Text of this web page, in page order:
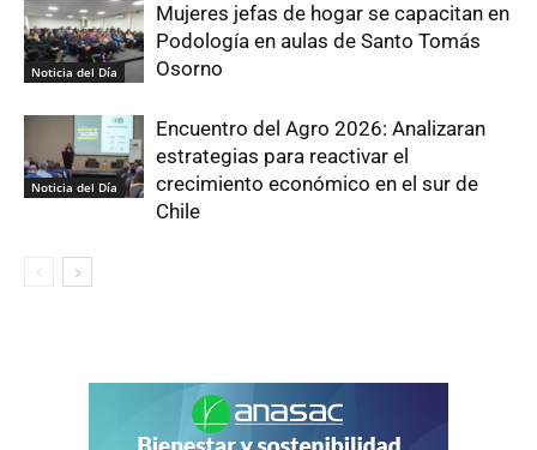
Noticia del Día
Mujeres jefas de hogar se capacitan en
Podología en aulas de Santo Tomás
Osorno
Noticia del Día
Encuentro del Agro 2026: Analizaran
estrategias para reactivar el
crecimiento económico en el sur de
Chile